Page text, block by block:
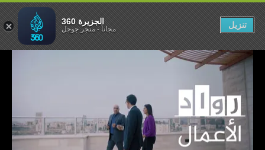
رواد الأعمال
الجزيرة 360
مجاناً-متجر جوجل تنزيل